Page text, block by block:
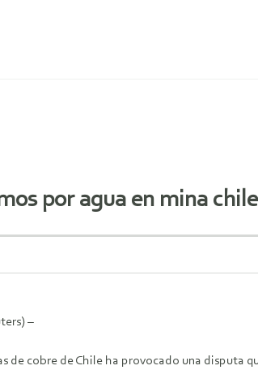
por agua en mina
–
de cobre de Chile ha provocado una